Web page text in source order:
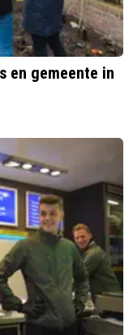
en gemeente in